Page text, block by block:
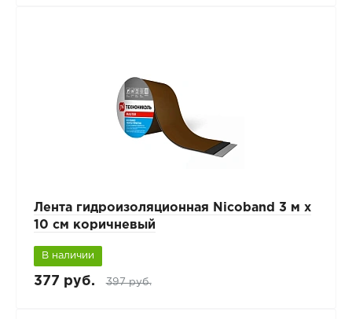
Лента гидроизоляционная Nicoband 3 м х
10 см коричневый
В наличии
377 руб. 397 руб.